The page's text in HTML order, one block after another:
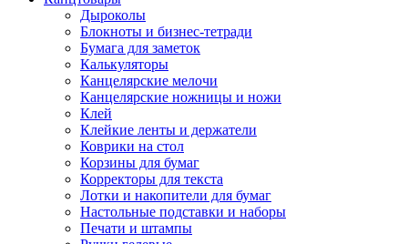
Дыроколы
Блокноты и бизнес-тетради
Бумага для заметок
Калькуляторы
Канцелярские мелочи
Канцелярские ножницы и ножи
Клей
Клейкие ленты и держатели
Коврики на стол
Корзины для бумаг
Корректоры для текста
Лотки и накопители для бумаг
Настольные подставки и наборы
Печати и штампы